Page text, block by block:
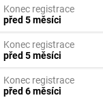
Konec registrace
před 5 měsíci
Konec registrace
před 5 měsíci
Konec registrace
před 6 měsíci